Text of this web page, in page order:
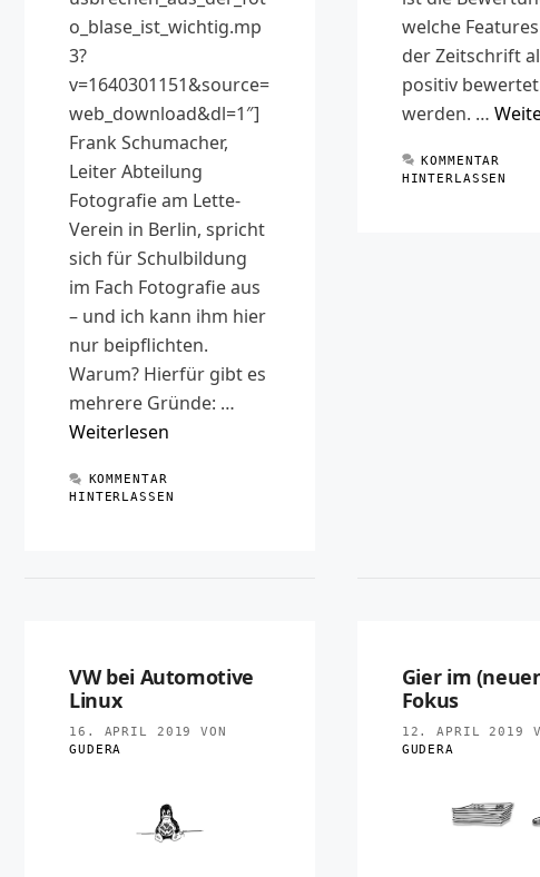
o_blase_ist_wichtig.mp
3?
v=1640301151&source=
web_download&dl=1″]
Frank Schumacher,
Leiter Abteilung
Fotografie am Lette-
Verein in Berlin, spricht
sich für Schulbildung
im Fach Fotografie aus
– und ich kann ihm hier
nur beipflichten.
Warum? Hierfür gibt es
mehrere Gründe: …
Weiterlesen
KOMMENTAR
HINTERLASSEN
welche
der Zeitschrift
positiv bewertet
werden. …
KOMMENTAR
HINTERLASSEN
VW bei Automotive
Linux
16. APRIL 2019
VON
GUDERA
Gier im
Fokus
12. APRIL 2019
GUDERA